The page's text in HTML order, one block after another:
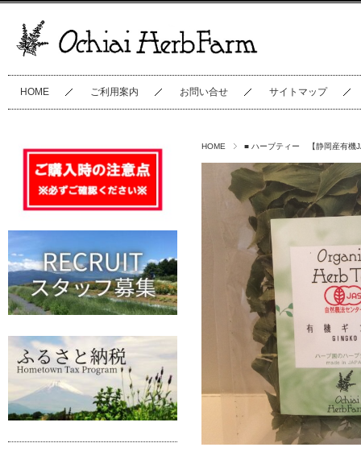
HOME ご利用案内 お問い合せ サイトマップ
HOME ■ ハーブティー 【静岡産有機